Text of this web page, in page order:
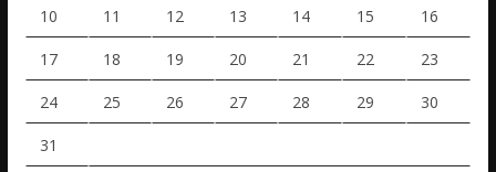
10 11 12 13 14 15 16
17 18 19 20 21 22 23
24 25 26 27 28 29 30
31